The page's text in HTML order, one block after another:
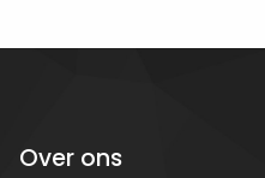
Over ons